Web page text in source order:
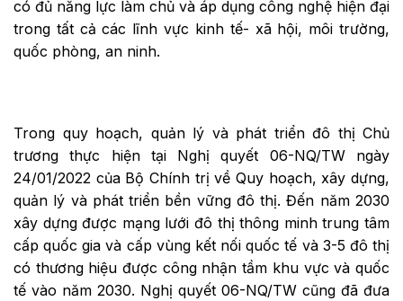
có đủ năng lực làm chủ và áp dụng công nghệ hiện đại
trong tất cả các lĩnh vực kinh tế- xã hội, môi trường,
quốc phòng, an ninh.
Trong quy hoạch, quản lý và phát triển đô thị Chủ
trương thực hiện tại Nghị quyết 06-NQ/TW ngày
24/01/2022 của Bộ Chính trị về Quy hoạch, xây dựng,
quản lý và phát triển bền vững đô thị. Đến năm 2030
xây dựng được mạng lưới đô thị thông minh trung tâm
cấp quốc gia và cấp vùng kết nối quốc tế và 3-5 đô thị
có thương hiệu được công nhận tầm khu vực và quốc
tế vào năm 2030. Nghị quyết 06-NQ/TW cũng đã đưa